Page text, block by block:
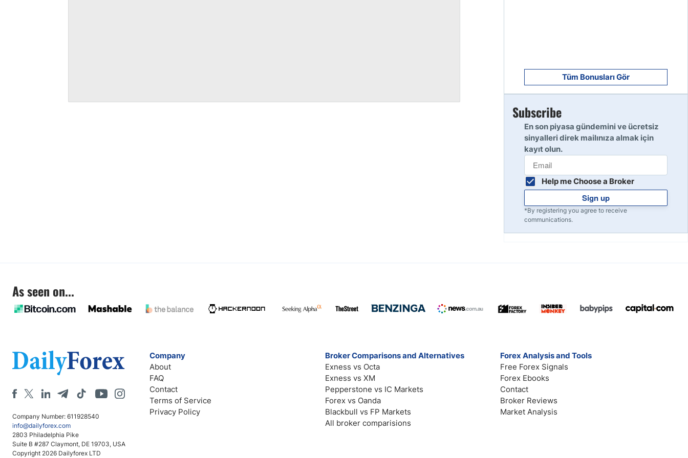
10
Tüm Bonusları Gör
Subscribe
En son piyasa gündemini ve ücretsiz
sinyalleri direk mailınıza almak için
kayıt olun.
Help me Choose a Broker
Sign up
*By registering you agree to receive
communications.
As seen on...
Company Number: 611928540
info@dailyforex.com
2803 Philadelphia Pike
Suite B #287 Claymont, DE 19703, USA
Copyright 2026 Dailyforex LTD
Company
About
FAQ
Contact
Terms of Service
Privacy Policy
Broker Comparisons and Alternatives
Exness vs Octa
Exness vs XM
Pepperstone vs IC Markets
Forex vs Oanda
Blackbull vs FP Markets
All broker comparisions
Forex Analysis and Tools
Free Forex Signals
Forex Ebooks
Contact
Broker Reviews
Market Analysis